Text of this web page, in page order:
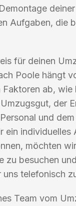
Aufgaben, die
für deinen
Poole hängt
Faktoren ab, wie
der
und
ein individuelles
möchten
zu besuchen
uns telefonisch
Team vom